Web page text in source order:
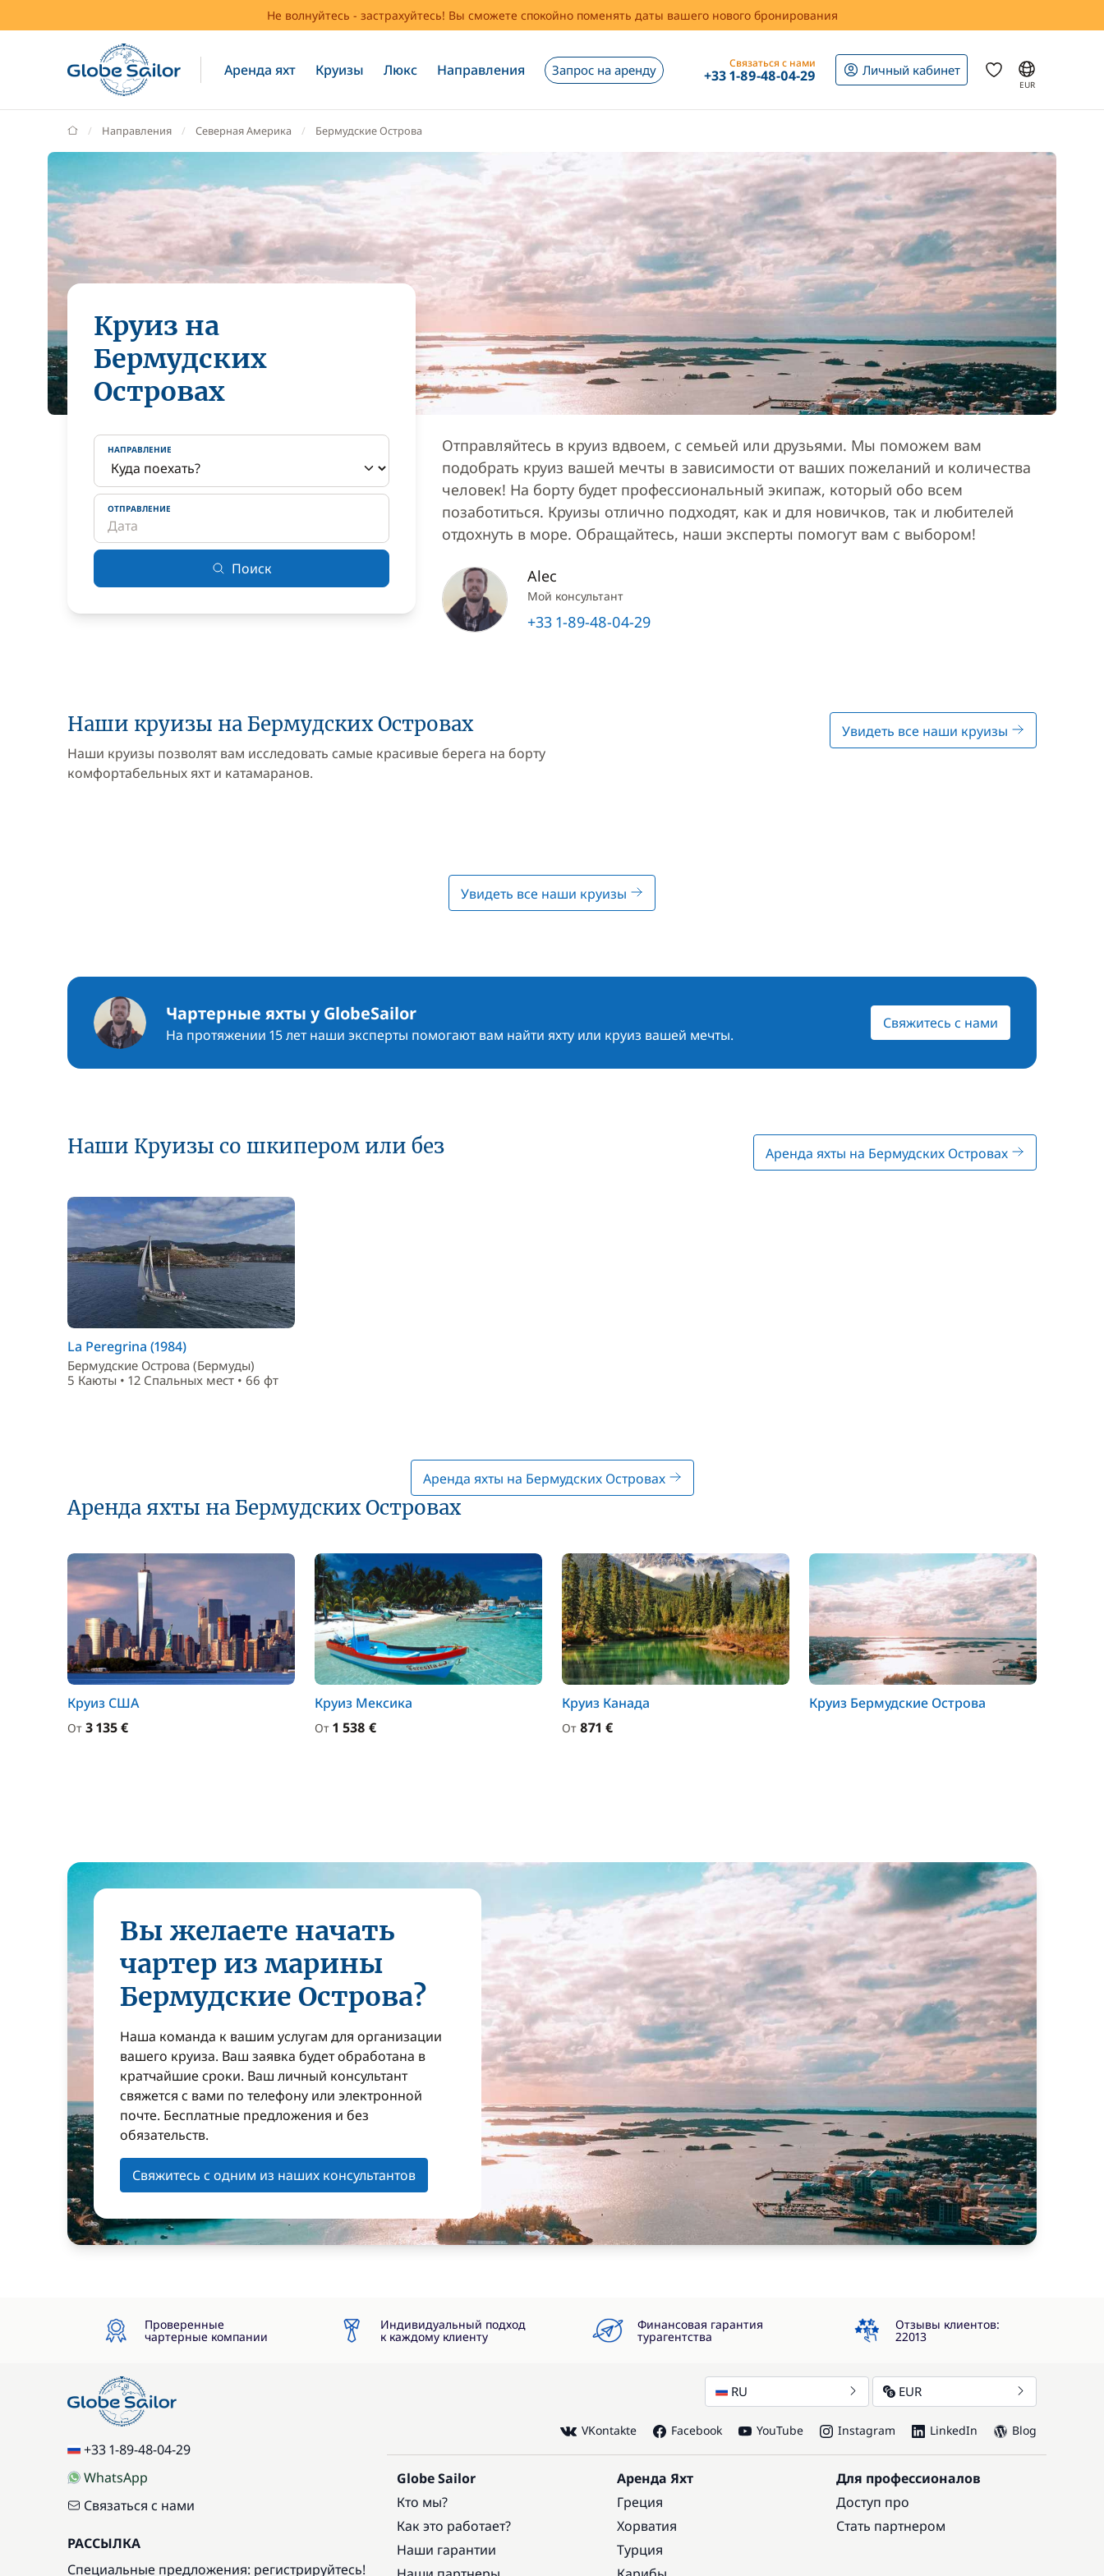
Не волнуйтесь - застрахуйтесь! Вы сможете спокойно поменять даты вашего нового бронирования
Аренда яхт Круизы Люкс Направления Запрос на аренду Связаться с нами
+33 1-89-48-04-29 Личный кабинет
EUR
GlobeSailor
Направления Северная Америка Бермудские Острова
Круиз на
Бермудских
Островах
НАПРАВЛЕНИЕ
ОТПРАВЛЕНИЕ
Поиск
Отправляйтесь в круиз вдвоем, с семьей или друзьями. Мы поможем вам
подобрать круиз вашей мечты в зависимости от ваших пожеланий и количества
человек! На борту будет профессиональный экипаж, который обо всем
позаботиться. Круизы отлично подходят, как и для новичков, так и любителей
отдохнуть в море. Обращайтесь, наши эксперты помогут вам с выбором!
Alec
Мой консультант
+33 1-89-48-04-29
Наши круизы на Бермудских Островах
Наши круизы позволят вам исследовать самые красивые берега на борту
комфортабельных яхт и катамаранов.
Увидеть все наши круизы
Увидеть все наши круизы
Чартерные яхты у GlobeSailor
На протяжении 15 лет наши эксперты помогают вам найти яхту или круиз вашей мечты.
Свяжитесь с нами
Наши Круизы со шкипером или без Аренда яхты на Бермудских Островах
La Peregrina (1984)
Бермудские Острова (Бермуды)
5 Каюты • 12 Спальныx мест • 66 фт
Аренда яхты на Бермудских Островах
Аренда яхты на Бермудских Островах
Круиз США
От 3 135 €
Круиз Мексика
От 1 538 €
Круиз Канада
От 871 €
Круиз Бермудские Острова
Вы желаете начать
чартер из марины
Бермудские Острова?
Наша команда к вашим услугам для организации
вашего круиза. Ваш заявка будет обработана в
кратчайшие сроки. Ваш личный консультант
свяжется с вами по телефону или электронной
почте. Бесплатные предложения и без
обязательств.
Свяжитесь с одним из наших консультантов
Проверенные
чартерные компании
Индивидуальный подход
к каждому клиенту
Финансовая гарантия
турагентства
4.3
Отзывы клиентов:
22013
+33 1-89-48-04-29
WhatsApp
Связаться с нами
РАССЫЛКА
Специальные предложения: регистрируйтесь!
RU EUR
VKontakte Facebook YouTube Instagram LinkedIn Blog
Globe Sailor
Кто мы?
Как это работает?
Наши гарантии
Аренда Яхт
Греция
Хорватия
Турция
Для профессионалов
Доступ про
Стать партнером